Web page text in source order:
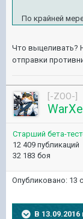
По крайней
Что выцеливать?
отправки
[-ZOO-]
Старший бета-
12 409 публикаций
32 183 боя
Опубликовано: 13
В